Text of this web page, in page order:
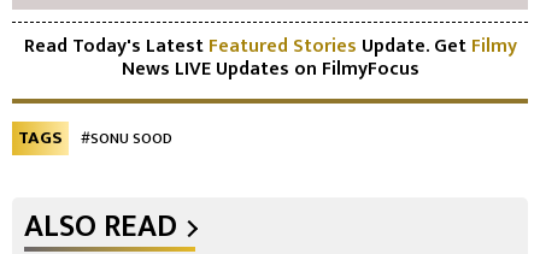
Read Today's LatestFeatured Stories Update. GetFilmy
News LIVE Updates on FilmyFocus
TAGS #SONU SOOD
ALSO READ